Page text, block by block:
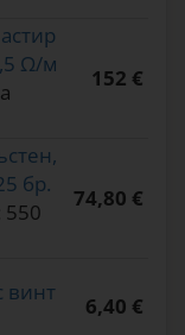
Ω/м
152 €
бр.
74,80 €
винт
6,40 €